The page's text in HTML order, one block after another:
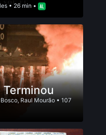
• 26 min •
Terminou
, Raul Mourão • 107